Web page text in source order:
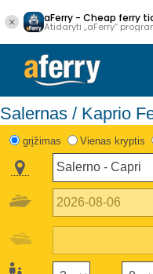
aFerry - Cheap ferry
Atidaryti „aFerry“
Salernas / Kaprio
grįžimas Vienas kryptis